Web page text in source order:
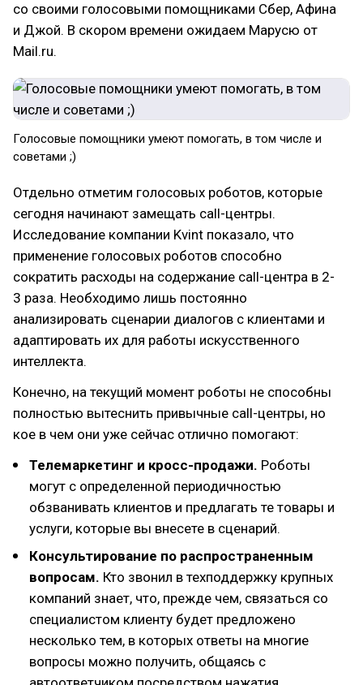
со своими голосовыми помощниками Сбер, Афина
и Джой. В скором времени ожидаем Марусю от
Mail.ru.
Голосовые помощники умеют помогать, в том числе и
советами ;)
Отдельно отметим голосовых роботов, которые
сегодня начинают замещать call-центры.
Исследование компании Kvint показало, что
применение голосовых роботов способно
сократить расходы на содержание call-центра в 2-
3 раза. Необходимо лишь постоянно
анализировать сценарии диалогов с клиентами и
адаптировать их для работы искусственного
интеллекта.
Конечно, на текущий момент роботы не способны
полностью вытеснить привычные call-центры, но
кое в чем они уже сейчас отлично помогают:
Телемаркетинг и кросс-продажи. Роботы
могут с определенной периодичностью
обзванивать клиентов и предлагать те товары и
услуги, которые вы внесете в сценарий.
Консультирование по распространенным
вопросам. Кто звонил в техподдержку крупных
компаний знает, что, прежде чем, связаться со
специалистом клиенту будет предложено
несколько тем, в которых ответы на многие
вопросы можно получить, общаясь с